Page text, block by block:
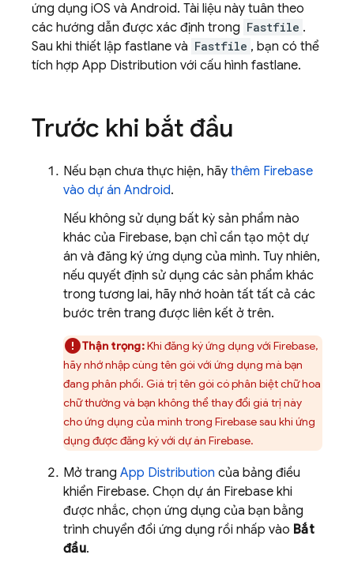
ứng dụng iOS và Android. Tài liệu này tuân theo
các hướng dẫn được xác định trong Fastfile .
Sau khi thiết lập fastlane và Fastfile , bạn có thể
tích hợp App Distribution với cấu hình fastlane.
Trước khi bắt đầu
Nếu bạn chưa thực hiện, hãy thêm Firebase
vào dự án Android.
Nếu không sử dụng bất kỳ sản phẩm nào
khác của Firebase, bạn chỉ cần tạo một dự
án và đăng ký ứng dụng của mình. Tuy nhiên,
nếu quyết định sử dụng các sản phẩm khác
trong tương lai, hãy nhớ hoàn tất tất cả các
bước trên trang được liên kết ở trên.
Thận trọng:Khi đăng ký ứng dụng với Firebase,
hãy nhớ nhập cùng tên gói với ứng dụng mà bạn
đang phân phối. Giá trị tên gói có phân biệt chữ hoa
chữ thường và bạn không thể thay đổi giá trị này
cho ứng dụng của mình trong Firebase sau khi ứng
dụng được đăng ký với dự án Firebase.
Mở trang App Distribution của bảng điều
khiển Firebase. Chọn dự án Firebase khi
được nhắc, chọn ứng dụng của bạn bằng
trình chuyển đổi ứng dụng rồi nhấp vào Bắt
đầu.